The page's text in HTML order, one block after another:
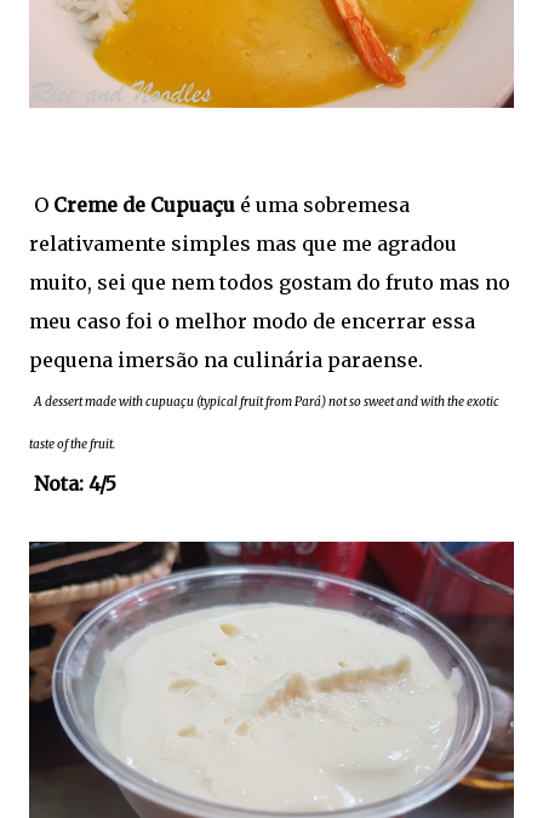
O Creme de Cupuaçu é uma sobremesa
relativamente simples mas que me agradou
muito, sei que nem todos gostam do fruto mas no
meu caso foi o melhor modo de encerrar essa
pequena imersão na culinária paraense.
A dessert made with cupuaçu (typical fruit from Pará) not so sweet and with the exotic
taste of the fruit.
Nota: 4/5